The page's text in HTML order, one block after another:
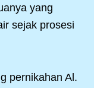
yang
sejak prosesi
pernikahan Al.